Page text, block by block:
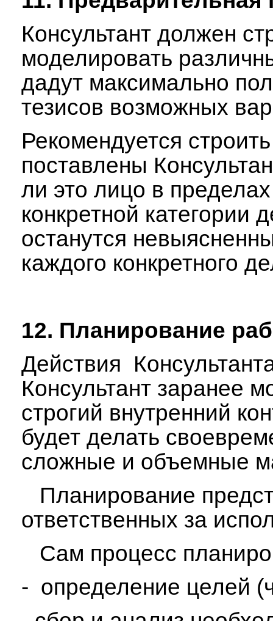
Консультант должен
моделировать
дадут максимально
тезисов возможных
Рекомендуется
поставлены
ли это лицо в
конкретной категории
останутся
каждого конкретного
12. Планирование
Действия
Консультант заранее
стро­гий внутренний
будет делать
сложные и объемные
Планирование
ответственных за
Сам процесс
- определение целей